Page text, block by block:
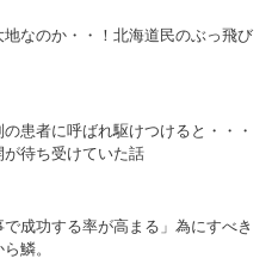
地なのか・・！北海道民のぶっ飛び
の患者に呼ばれ駆けつけると・・・
待ち受けていた話
成功する率が高まる」為にすべき
鱗。